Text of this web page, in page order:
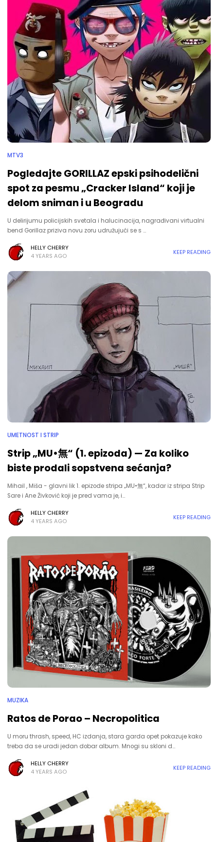
MTV3
Pogledajte GORILLAZ epski psihodelični
spot za pesmu „Cracker Island“ koji je
delom sniman i u Beogradu
U delirijumu policijskih svetala i halucinacija, nagrađivani virtualni
bend Gorillaz priziva novu zoru udružujući se s …
HELLY CHERRY
4 YEARS AGO
KEEP READING
UMETNOST I STRIP
Strip „MU•無“ (1. epizoda) — Za koliko
biste prodali sopstvena sećanja?
Mihail , Miša - glavni lik 1. epizode stripa „MU•無“, kadar iz stripa Strip
Sare i Ane Živković koji je pred vama je, i…
HELLY CHERRY
4 YEARS AGO
KEEP READING
MUZIKA
Ratos de Porao – Necropolitica
U moru thrash, speed, HC izdanja, stara garda opet pokazuje kako
treba da se uradi jedan dobar album. Mnogi su skloni d…
HELLY CHERRY
4 YEARS AGO
KEEP READING